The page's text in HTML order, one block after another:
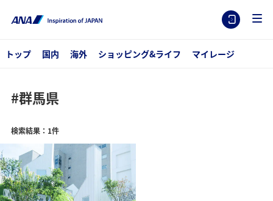
トップ 国内 海外 ショッピング&ライフ マイレージ
#群馬県
検索結果：1件